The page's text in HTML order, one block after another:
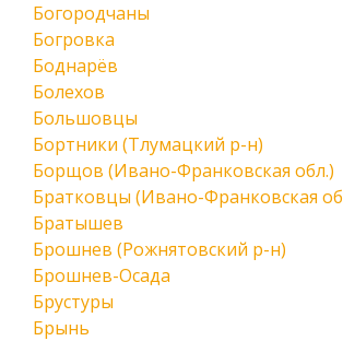
Богородчаны
Богровка
Боднарёв
Болехов
Большовцы
Бортники (Тлумацкий р-н)
Борщов (Ивано-Франковская обл.)
Братковцы (Ивано-Франковская
Братышев
Брошнев (Рожнятовский р-н)
Брошнев-Осада
Брустуры
Брынь